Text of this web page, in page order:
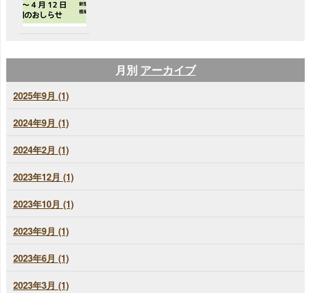
月別 アーカイブ
2025年9月 (1)
2024年9月 (1)
2024年2月 (1)
2023年12月 (1)
2023年10月 (1)
2023年9月 (1)
2023年6月 (1)
2023年3月 (1)